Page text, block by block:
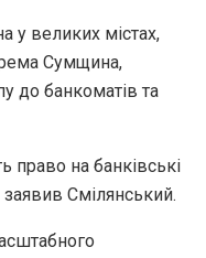
у великих містах,
Сумщина,
до банкоматів та
право на банківські
заявив Смілянський.